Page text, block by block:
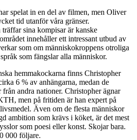
spelat in en del av filmen, men Oliver
tid utanför våra gränser.
sina kompisar är kanske
innehåller ett intressant utbud av
som om människokroppens otroliga
som fängslar alla människor.
hemmakockarna finns Christopher
6 % av anhängarna, medan de
från andra nationer. Christopher ägnar
men på fritiden är han expert på
Även om de flesta människor
ambition som krävs i köket, är det mest
som poesi eller konst. Skojar bara.
000 följare.